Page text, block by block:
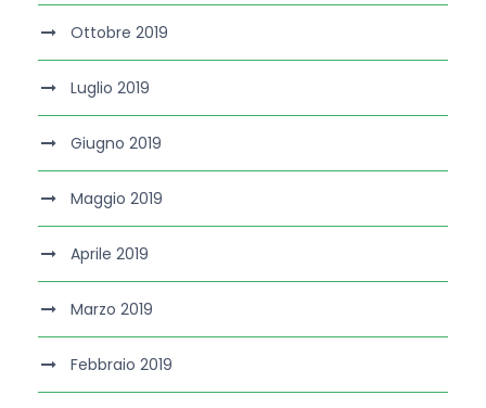
Ottobre 2019
Luglio 2019
Giugno 2019
Maggio 2019
Aprile 2019
Marzo 2019
Febbraio 2019